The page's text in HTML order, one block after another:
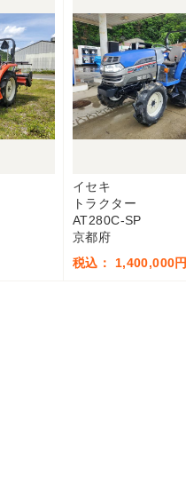
イセキ
トラクター
AT280C-SP
京都府
税込： 1,400,000円